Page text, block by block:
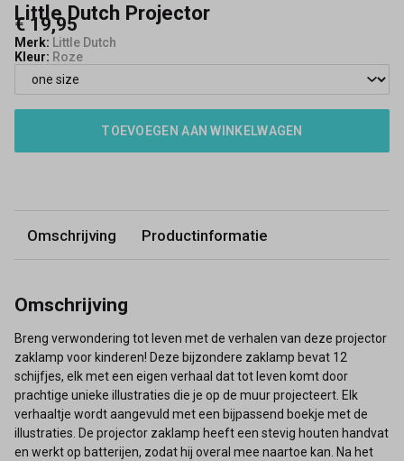
Little Dutch Projector
€ 19,95
Merk: Little Dutch
Kleur: Roze
TOEVOEGEN AAN WINKELWAGEN
Omschrijving Productinformatie
Omschrijving
Breng verwondering tot leven met de verhalen van deze projector
zaklamp voor kinderen! Deze bijzondere zaklamp bevat 12
schijfjes, elk met een eigen verhaal dat tot leven komt door
prachtige unieke illustraties die je op de muur projecteert. Elk
verhaaltje wordt aangevuld met een bijpassend boekje met de
illustraties. De projector zaklamp heeft een stevig houten handvat
en werkt op batterijen, zodat hij overal mee naartoe kan. Na het